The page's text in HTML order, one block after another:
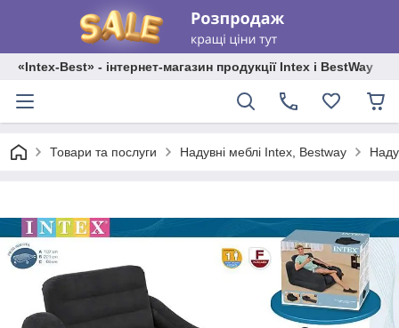
«Intex-Best» - інтернет-магазин продукції Intex і BestWay
Товари та послуги Надувні меблі Intex, Bestway